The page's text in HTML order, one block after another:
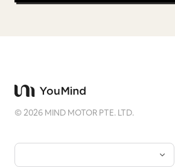
©2026 MIND MOTOR PTE. LTD.